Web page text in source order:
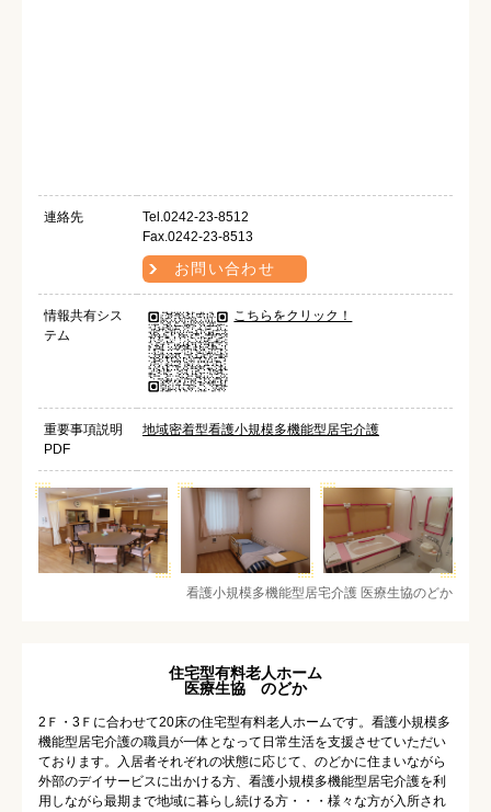
連絡先
Tel.0242-23-8512
Fax.0242-23-8513
お問い合わせ
情報共有シス
テム
こちらをクリック！
重要事項説明
PDF
地域密着型看護小規模多機能型居宅介護
看護小規模多機能型居宅介護 医療生協のどか
住宅型有料老人ホーム
医療生協 のどか
2Ｆ・3Ｆに合わせて20床の住宅型有料老人ホームです。看護小規模多
機能型居宅介護の職員が一体となって日常生活を支援させていただい
ております。入居者それぞれの状態に応じて、のどかに住まいながら
外部のデイサービスに出かける方、看護小規模多機能型居宅介護を利
用しながら最期まで地域に暮らし続ける方・・・様々な方が入所され